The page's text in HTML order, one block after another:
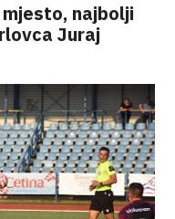
najbolji
Juraj